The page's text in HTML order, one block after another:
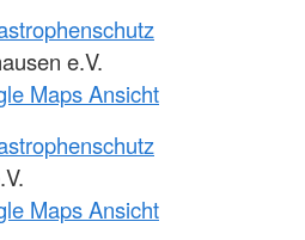
e.V.
Maps Ansicht
Maps Ansicht